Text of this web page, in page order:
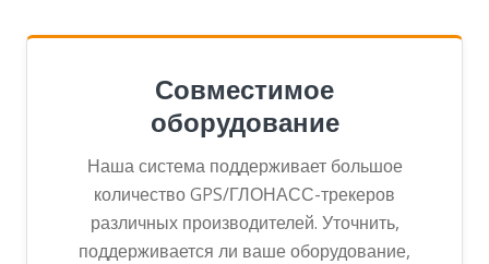
Совместимое
оборудование
Наша система поддерживает большое
количество GPS/ГЛОНАСС-трекеров
различных производителей. Уточнить,
поддерживается ли ваше оборудование,